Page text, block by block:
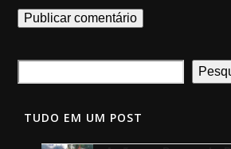
TUDO EM UM POST